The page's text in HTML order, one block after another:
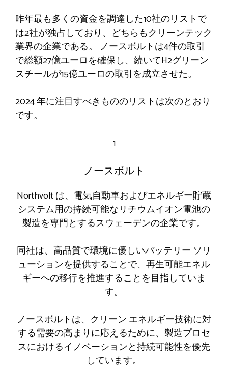
昨年最も多くの資金を調達した10社のリストで
は2社が独占しており、どちらもクリーンテック
業界の企業である。 ノースボルトは4件の取引
で総額27億ユーロを確保し、続いてH2グリーン
スチールが15億ユーロの取引を成立させた。
2024 年に注目すべきもののリストは次のとおり
です。
1
ノースボルト
Northvolt は、電気自動車およびエネルギー貯蔵
システム用の持続可能なリチウムイオン電池の
製造を専門とするスウェーデンの企業です。
同社は、高品質で環境に優しいバッテリー ソリ
ューションを提供することで、再生可能エネル
ギーへの移行を推進することを目指していま
す。
ノースボルトは、クリーン エネルギー技術に対
する需要の高まりに応えるために、製造プロセ
スにおけるイノベーションと持続可能性を優先
しています。